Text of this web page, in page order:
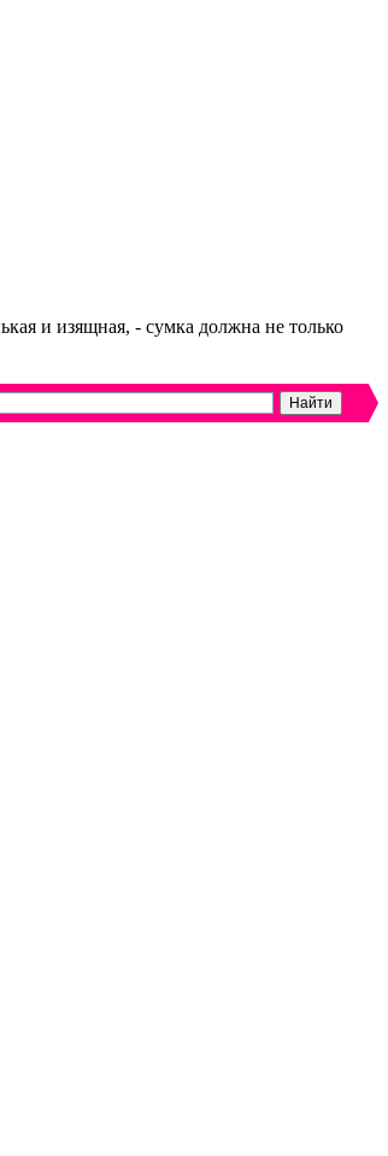
и изящная, - сумка должна не только